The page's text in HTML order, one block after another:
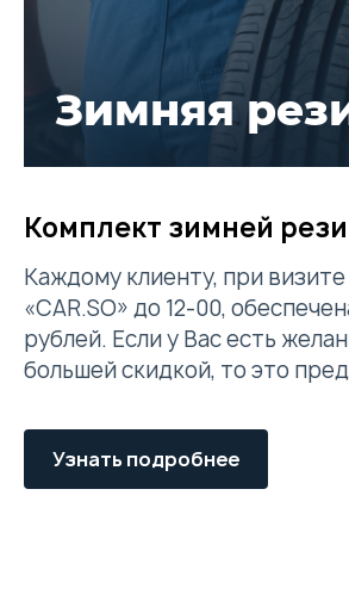
Зимняя
Комплект зимней
Каждому клиенту, при
«CAR.SO» до 12-00,
рублей. Если у Вас есть
большей скидкой, то это
Узнать подробнее